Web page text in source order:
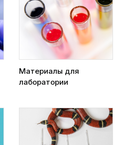
Материалы для
лаборатории